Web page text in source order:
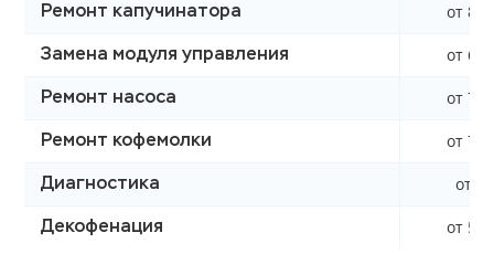
Ремонт капучинатора от
Замена модуля управления от
Ремонт насоса от
Ремонт кофемолки от
Диагностика от 0
Декофенация от